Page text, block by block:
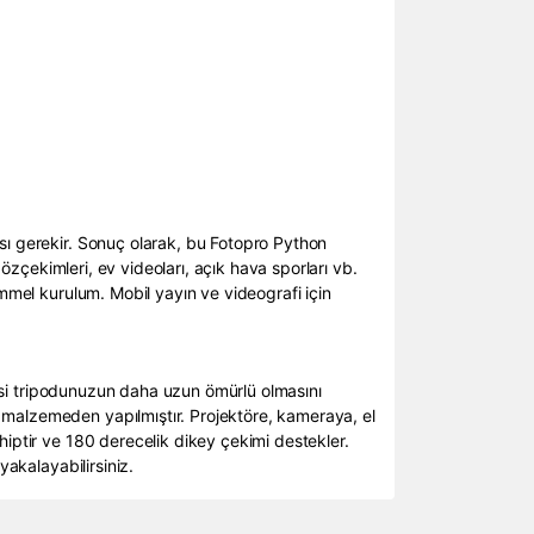
gerekir. Sonuç olarak, bu Fotopro Python
ev videoları, açık hava sporları vb.
kurulum. Mobil yayın ve videografi için
daha uzun ömürlü olmasını
yapılmıştır. Projektöre, kameraya, el
ve 180 derecelik dikey çekimi destekler.